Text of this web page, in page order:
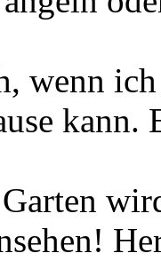
wenn
kann.